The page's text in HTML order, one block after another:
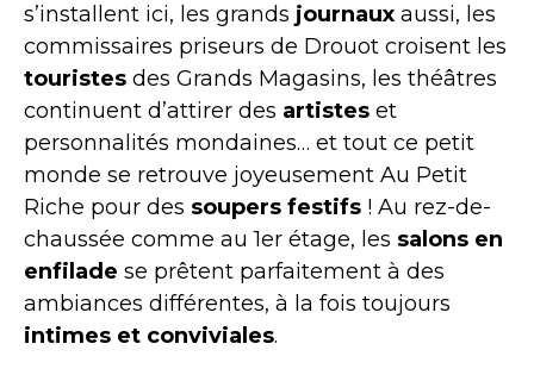
s’installent ici, les grands journaux aussi, les
commissaires priseurs de Drouot croisent les
touristes des Grands Magasins, les théâtres
continuent d’attirer des artistes et
personnalités mondaines… et tout ce petit
monde se retrouve joyeusement Au Petit
Riche pour des soupers festifs ! Au rez-de-
chaussée comme au 1er étage, les salons en
enfilade se prêtent parfaitement à des
ambiances différentes, à la fois toujours
intimes et conviviales.